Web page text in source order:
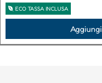
ECO TASSA INCLUSA
Aggiungi